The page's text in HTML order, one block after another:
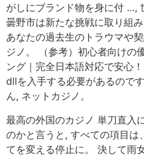
がしにブランド物を身に付 …,
曇野市は新たな挑戦に取り組
あなたの過去生のトラウマや
ジノ。 （参考）初心者向けの
ング｜完全日本語対応で安心
dllを入手する必要があるので
ん, ネットカジノ。
最高の外国のカジノ 単刀直入
のかと言うと, すべての項目
てを変える停止に。 決して雨